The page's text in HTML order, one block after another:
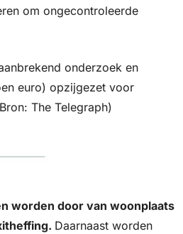
om ongecontroleerde
onderzoek en
euro) opzijgezet voor
The Telegraph)
worden door van woonplaats
Daarnaast worden